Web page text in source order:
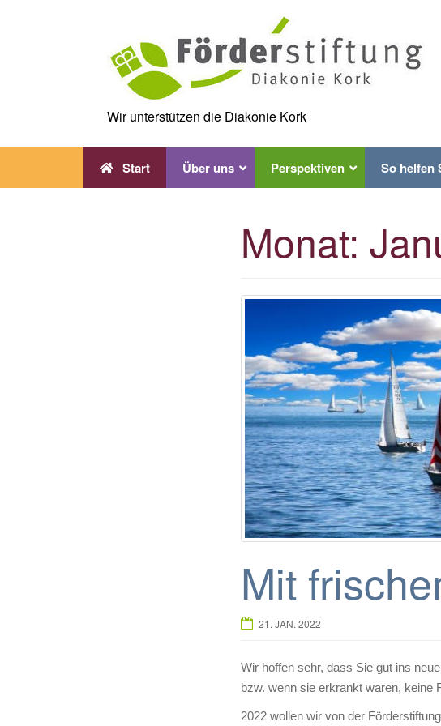
Wir unterstützen die Diakonie Kork
Start Über uns Perspektiven So helfen
Monat:
Mit
21. JAN. 2022
Wir hoffen sehr, dass Sie gut ins
bzw. wenn sie erkrankt waren, keine
2022 wollen wir von der